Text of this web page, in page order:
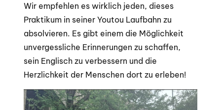
Wir empfehlen es wirklich jeden, dieses
Praktikum in seiner Youtou Laufbahn zu
absolvieren. Es gibt einem die Möglichkeit
unvergessliche Erinnerungen zu schaffen,
sein Englisch zu verbessern und die
Herzlichkeit der Menschen dort zu erleben!